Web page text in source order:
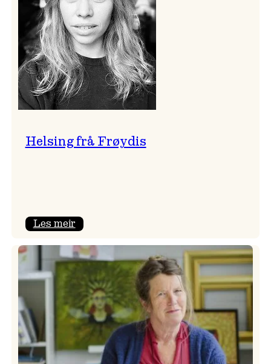
Helsing frå Frøydis
Les meir:
frå
Frøydis